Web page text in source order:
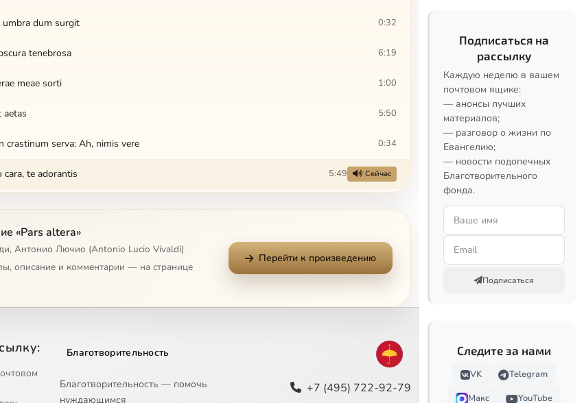
umbra dum surgit 0:32
tenebrosa 6:19
meae sorti 1:00
aetas 5:50
crastinum serva: Ah, nimis vere 0:34
te adorantis 5:49 Сейчас
nectare non mero
mentis tuae fugiant a corde 0:29
carae, aurae adoratae 5:42
es tu vaga Matrona 1:50
«Pars altera»
Антонио Лючио (Antonio Lucio Vivaldi)
описание и комментарии — на странице
Перейти к произведению
Благотворительность
Благотворительность — помочь
нуждающимся
+7 (495) 722-92-79
Подписаться на
рассылку
Каждую неделю в вашем
почтовом ящике:
— анонсы лучших
материалов;
— разговор о жизни по
Евангелию;
— новости подопечных
Благотворительного
фонда.
Подписаться
Следите за нами
VK
Telegram
Макс
YouTube